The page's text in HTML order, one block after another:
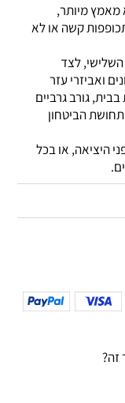
מאמץ מיותר,
קשה או לא
השלישי, לצד
ואביזרי עזר
גורב גרביים
הביטחון
היציאה, או בכל
זה?